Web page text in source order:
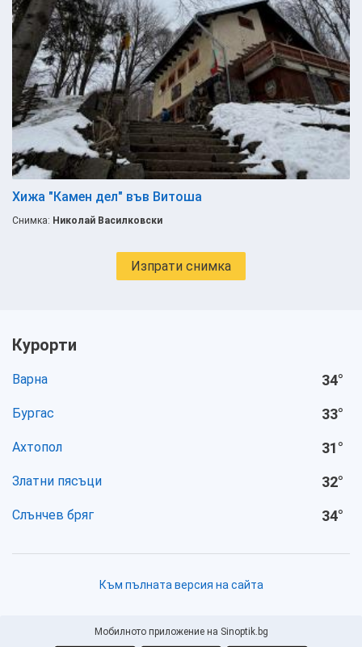
Хижа "Камен дел" във Витоша
Снимка: Николай Василковски
Изпрати снимка
Курорти
Варна 34°
Бургас 33°
Ахтопол 31°
Златни пясъци 32°
Слънчев бряг 34°
Към пълната версия на сайта
Мобилното приложение на Sinoptik.bg